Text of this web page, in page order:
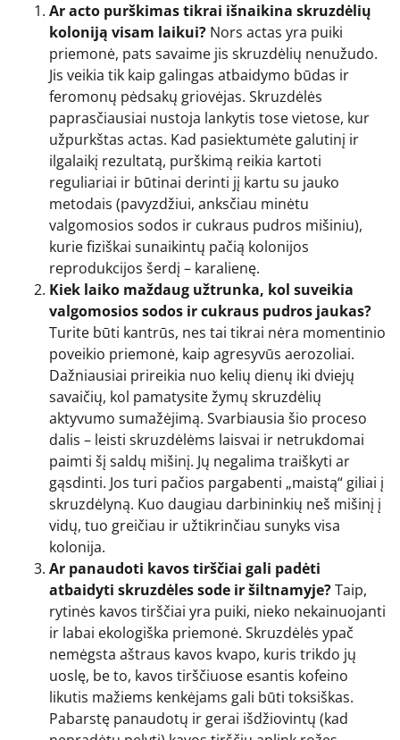
Ar acto purškimas tikrai išnaikina skruzdėlių
koloniją visam laikui? Nors actas yra puiki
priemonė, pats savaime jis skruzdėlių nenužudo.
Jis veikia tik kaip galingas atbaidymo būdas ir
feromonų pėdsakų griovėjas. Skruzdėlės
paprasčiausiai nustoja lankytis tose vietose, kur
užpurkštas actas. Kad pasiektumėte galutinį ir
ilgalaikį rezultatą, purškimą reikia kartoti
reguliariai ir būtinai derinti jį kartu su jauko
metodais (pavyzdžiui, anksčiau minėtu
valgomosios sodos ir cukraus pudros mišiniu),
kurie fiziškai sunaikintų pačią kolonijos
reprodukcijos šerdį – karalienę.
Kiek laiko maždaug užtrunka, kol suveikia
valgomosios sodos ir cukraus pudros jaukas?
Turite būti kantrūs, nes tai tikrai nėra momentinio
poveikio priemonė, kaip agresyvūs aerozoliai.
Dažniausiai prireikia nuo kelių dienų iki dviejų
savaičių, kol pamatysite žymų skruzdėlių
aktyvumo sumažėjimą. Svarbiausia šio proceso
dalis – leisti skruzdėlėms laisvai ir netrukdomai
paimti šį saldų mišinį. Jų negalima traiškyti ar
gąsdinti. Jos turi pačios pargabenti „maistą“ giliai į
skruzdėlyną. Kuo daugiau darbininkių neš mišinį į
vidų, tuo greičiau ir užtikrinčiau sunyks visa
kolonija.
Ar panaudoti kavos tirščiai gali padėti
atbaidyti skruzdėles sode ir šiltnamyje?Taip,
rytinės kavos tirščiai yra puiki, nieko nekainuojanti
ir labai ekologiška priemonė. Skruzdėlės ypač
nemėgsta aštraus kavos kvapo, kuris trikdo jų
uoslę, be to, kavos tirščiuose esantis kofeino
likutis mažiems kenkėjams gali būti toksiškas.
Pabarstę panaudotų ir gerai išdžiovintų (kad